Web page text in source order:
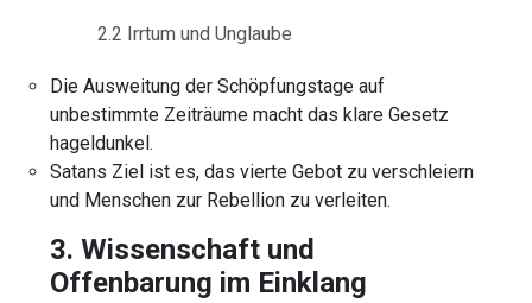
2.2 Irrtum und Unglaube
Die Ausweitung der Schöpfungstage auf
unbestimmte Zeiträume macht das klare Gesetz
hageldunkel.
Satans Ziel ist es, das vierte Gebot zu verschleiern
und Menschen zur Rebellion zu verleiten.
3. Wissenschaft und
Offenbarung im Einklang